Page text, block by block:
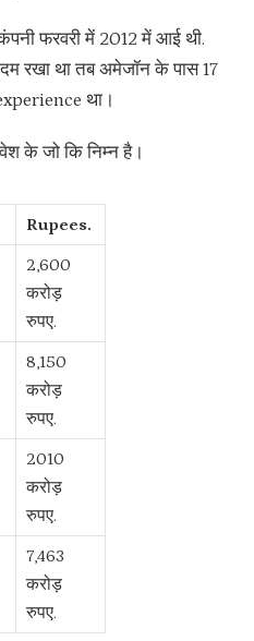
फरवरी में 2012 में आई थी.
रखा था तब अमेजॉन के पास 17
था।
के जो कि निम्न है।
Rupees.
2,600
करोड़
रुपए.
8,150
करोड़
रुपए.
2010
करोड़
रुपए.
7,463
करोड़
रुपए.